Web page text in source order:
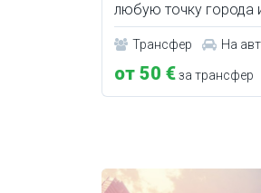
любую точку города
Трансфер На
от 50 €за трансфер